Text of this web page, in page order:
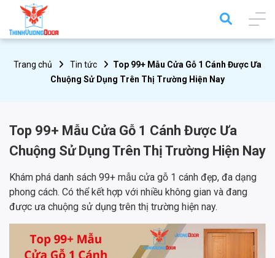
Trang chủ Tin tức
Top 99+ Mẫu Cửa Gỗ 1 Cánh Được Ưa
Chuộng Sử Dụng Trên Thị Trường Hiện Nay
Top 99+ Mẫu Cửa Gỗ 1 Cánh Được Ưa
Chuộng Sử Dụng Trên Thị Trường Hiện Nay
Khám phá danh sách 99+ mẫu cửa gỗ 1 cánh đẹp, đa dạng
phong cách. Có thể kết hợp với nhiều không gian và đang
được ưa chuộng sử dụng trên thị trường hiện nay.